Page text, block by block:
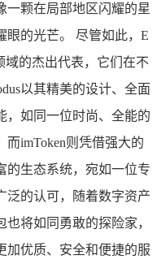
一颗在局部地区闪耀的星
眼的光芒。 尽管如此，E
域的杰出代表，它们在不
以其精美的设计、全面
，如同一位时尚、全能的
imToken则凭借强大的
的生态系统，宛如一位专
泛的认可，随着数字资产
将如同勇敢的探险家，
加优质、安全和便捷的服